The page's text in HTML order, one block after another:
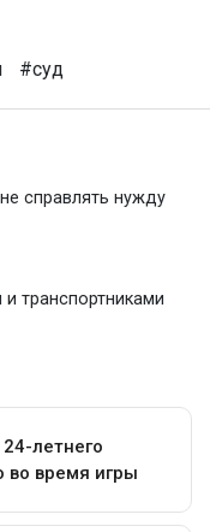
#суд
справлять нужду
и транспортниками